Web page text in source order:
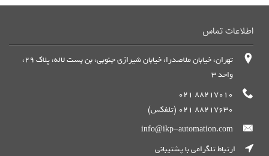
اطلاعات تماس
تهران، خیابان ملاصدرا، خیابان شیرازی جنوبی، بن بست لاله، پلاک 29،
واحد 3
88217010 021
88217630 021 (تلفکس)
info@ikp-automation.com
ارتباط تلگرامی با پشتیبانی